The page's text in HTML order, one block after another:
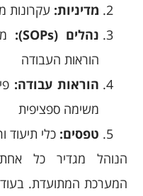
מדיניות: עקרונות
נהלים (SOPs):
הוראות העבודה
הוראות עבודה:
משימה ספציפית
טפסים: כלי תיעוד
הנוהל מגדיר כל
המערכת המתועדת.